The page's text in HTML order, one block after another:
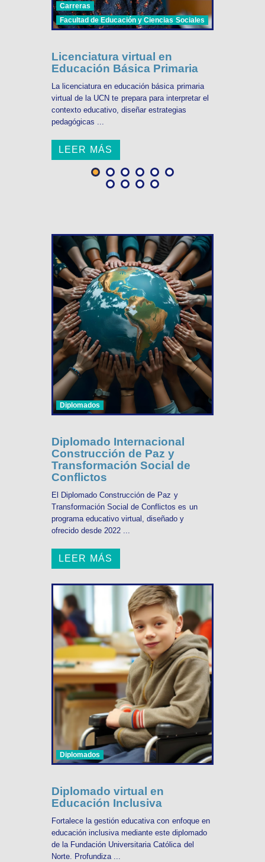
Carreras
Facultad de Educación y Ciencias Sociales
Licenciatura virtual en
Educación Básica Primaria
La licenciatura en educación básica primaria
virtual de la UCN te prepara para interpretar el
contexto educativo, diseñar estrategias
pedagógicas ...
LEER MÁS
Diplomados
Diplomado Internacional
Construcción de Paz y
Transformación Social de
Conflictos
El Diplomado Construcción de Paz y
Transformación Social de Conflictos es un
programa educativo virtual, diseñado y
ofrecido desde 2022 ...
LEER MÁS
Diplomados
Diplomado virtual en
Educación Inclusiva
Fortalece la gestión educativa con enfoque en
educación inclusiva mediante este diplomado
de la Fundación Universitaria Católica del
Norte. Profundiza ...